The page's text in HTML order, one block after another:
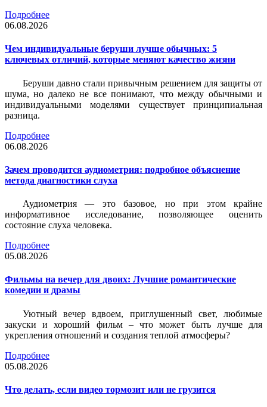
Подробнее
06.08.2026
Чем индивидуальные беруши лучше обычных: 5
ключевых отличий, которые меняют качество жизни
Беруши давно стали привычным решением для защиты от
шума, но далеко не все понимают, что между обычными и
индивидуальными моделями существует принципиальная
разница.
Подробнее
06.08.2026
Зачем проводится аудиометрия: подробное объяснение
метода диагностики слуха
Аудиометрия — это базовое, но при этом крайне
информативное исследование, позволяющее оценить
состояние слуха человека.
Подробнее
05.08.2026
Фильмы на вечер для двоих: Лучшие романтические
комедии и драмы
Уютный вечер вдвоем, приглушенный свет, любимые
закуски и хороший фильм – что может быть лучше для
укрепления отношений и создания теплой атмосферы?
Подробнее
05.08.2026
Что делать, если видео тормозит или не грузится